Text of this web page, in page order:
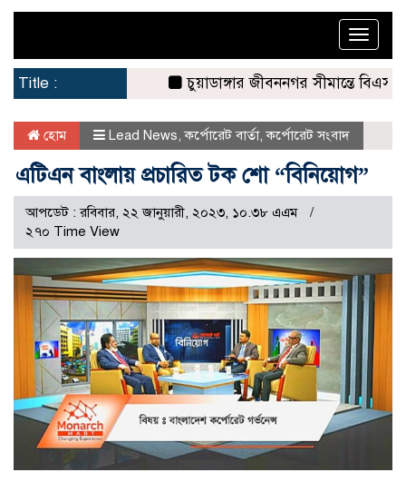
Toggle
Title :
চুয়াডাঙ্গার জীবননগর সীমান্তে বিএসএফের
হোম Lead News ,কর্পোরেট বার্তা,কর্পোরেট সংবাদ
এটিএন বাংলায় প্রচারিত টক শো “বিনিয়োগ”
আপডেট : রবিবার, ২২ জানুয়ারী, ২০২৩, ১০.৩৮ এএম
২৭০ Time View